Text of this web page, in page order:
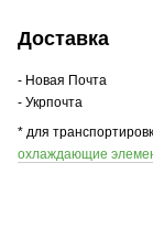
Доставка
- Новая Почта
- Укрпочта
* для
охлаждающие